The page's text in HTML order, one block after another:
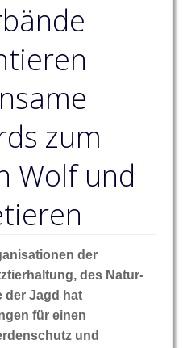
zum
Wolf und
der
des Natur-
der Jagd hat
für einen
und